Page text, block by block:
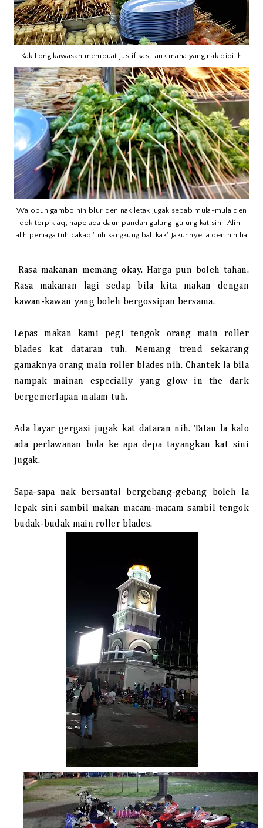
Kak Long kawasan membuat justifikasi lauk mana yang nak dipilih
Walopun gambo nih blur den nak letak jugak sebab mula-mula den
dok terpikiaq, nape ada daun pandan gulung-gulung kat sini. Alih-
alih peniaga tuh cakap 'tuh kangkung ball kak'. Jakunnye la den nih ha
Rasa makanan memang okay. Harga pun boleh tahan.
Rasa makanan lagi sedap bila kita makan dengan
kawan-kawan yang boleh bergossipan bersama.
Lepas makan kami pegi tengok orang main roller
blades kat dataran tuh. Memang trend sekarang
gamaknya orang main roller blades nih. Chantek la bila
nampak mainan especially yang glow in the dark
bergemerlapan malam tuh.
Ada layar gergasi jugak kat dataran nih. Tatau la kalo
ada perlawanan bola ke apa depa tayangkan kat sini
jugak.
Sapa-sapa nak bersantai bergebang-gebang boleh la
lepak sini sambil makan macam-macam sambil tengok
budak-budak main roller blades.